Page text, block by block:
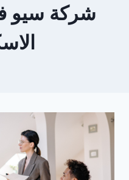
شركة سيو